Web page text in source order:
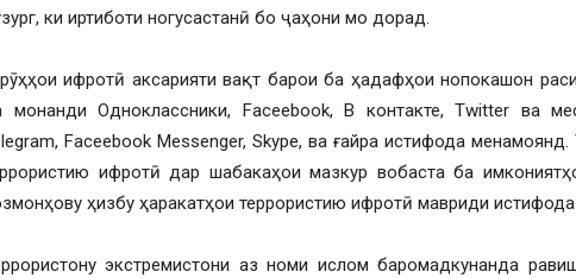
ки иртиботи ногусастанӣ бо ҷаҳони мо дорад.
ифротӣ аксарияти вақт барои ба ҳадафҳои нопокашон
монанди Одноклассники, Faceebook, B контакте, Twitter ва
Faceebook Messenger, Skype, ва ғайра истифода
ифротӣ дар шабакаҳои мазкур вобаста ба
ҳизбу ҳаракатҳои террористию ифротӣ мавриди
экстремистони аз номи ислом баромадкунанда